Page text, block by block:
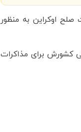
اوکراین به منظور
کشورش برای مذاکرات